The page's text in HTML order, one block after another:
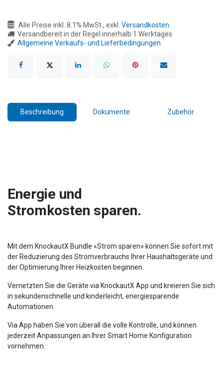
Alle Preise inkl. 8.1% MwSt., exkl. Versandkosten
Versandbereit in der Regel innerhalb 1 Werktages
Allgemeine Verkaufs- und Lieferbedingungen
Beschreibung Dokumente Zubehör
Energie und
Stromkosten sparen.
Mit dem KnockautX Bundle «Strom sparen» können Sie sofort mit
der Reduzierung des Stromverbrauchs Ihrer Haushaltsgeräte und
der Optimierung Ihrer Heizkosten beginnen.
Vernetzten Sie die Geräte via KnockautX App und kreieren Sie sich
in sekundenschnelle und kinderleicht, energiesparende
Automationen.
Via App haben Sie von überall die volle Kontrolle, und können
jederzeit Anpassungen an Ihrer Smart Home Konfiguration
vornehmen.